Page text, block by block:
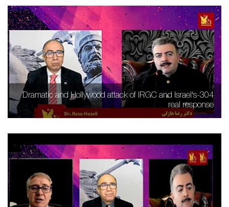
304-Dramatic and Hollywood attack of IRGC and Israel's
real response